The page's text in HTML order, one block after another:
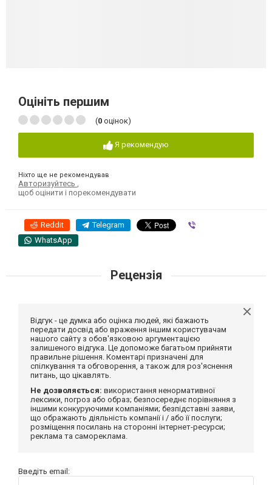
Оцініть першим
(0 оцінок)
Я рекомендую
Ніхто ще не рекомендував
Авторизуйтесь
щоб оцінити і порекомендувати
Reddit Telegram
WhatsApp
Рецензія
Відгук - це думка або оцінка людей, які бажають
передати досвід або враження іншим користувачам
нашого сайту з обов'язковою аргументацією
залишеного відгука. Це допоможе багатьом прийняти
правильне рішення. Коментарі призначені для
спілкування та обговорення, а також для роз'яснення
питань, що цікавлять.
Не дозволяється: використання ненормативної
лексики, погроз або образ; безпосереднє порівняння з
іншими конкуруючими компаніями; безпідставні заяви,
що ображають діяльність компанії і / або її послуги;
розміщення посилань на сторонні інтернет-ресурси;
реклама та самореклама.
Введіть email: